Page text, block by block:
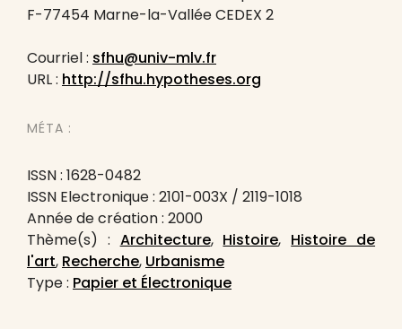
F-77454 Marne-la-Vallée CEDEX 2
Courriel : sfhu@univ-mlv.fr
URL : http://sfhu.hypotheses.org
MÉTA :
ISSN : 1628-0482
ISSN Electronique : 2101-003X / 2119-1018
Année de création : 2000
Thème(s) : Architecture, Histoire, Histoire de
l'art, Recherche, Urbanisme
Type : Papier et Électronique